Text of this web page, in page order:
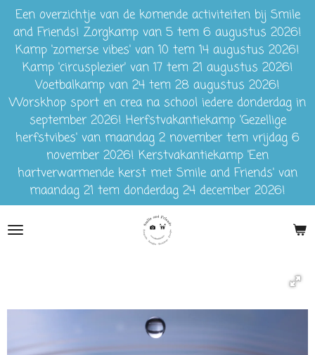
Ga
direct
naar
hoofdinhoud
Een overzichtje van de komende activiteiten bij Smile
and Friends! Zorgkamp van 5 tem 6 augustus 2026!
Kamp 'zomerse vibes' van 10 tem 14 augustus 2026!
Kamp 'circusplezier' van 17 tem 21 augustus 2026!
Voetbalkamp van 24 tem 28 augustus 2026!
Worskhop sport en crea na school iedere donderdag in
september 2026! Herfstvakantiekamp 'Gezellige
herfstvibes' van maandag 2 november tem vrijdag 6
november 2026! Kerstvakantiekamp 'Een
hartverwarmende kerst met Smile and Friends' van
maandag 21 tem donderdag 24 december 2026!